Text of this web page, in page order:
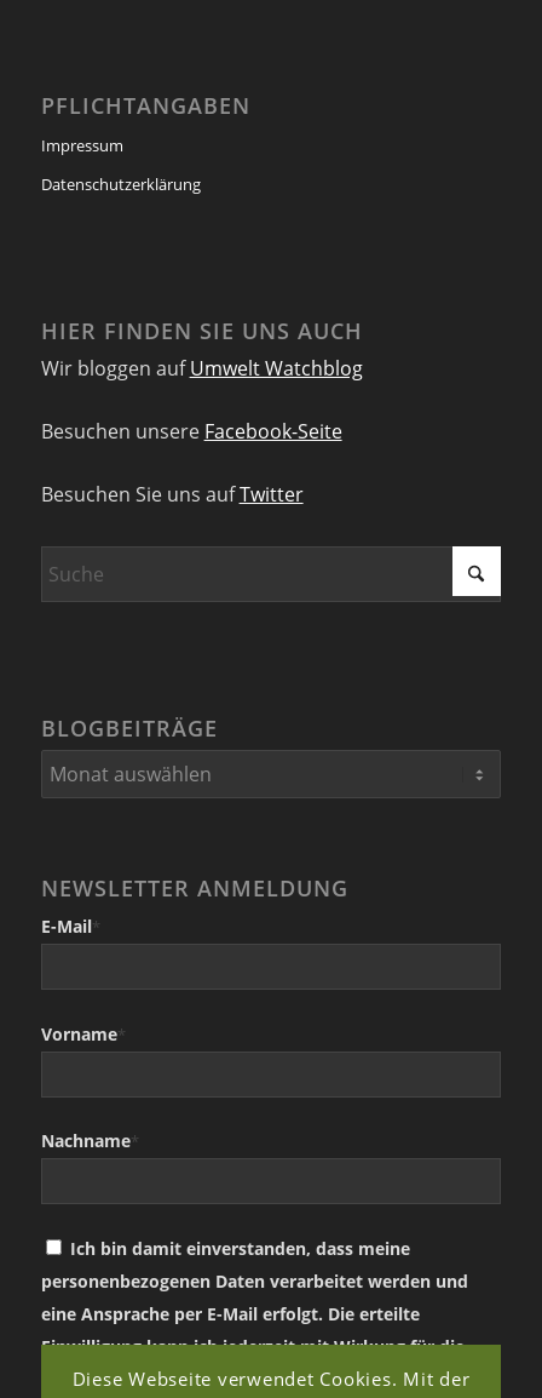
PFLICHTANGABEN
Impressum
Datenschutzerklärung
HIER FINDEN SIE UNS AUCH
Wir bloggen aufUmwelt Watchblog
Besuchen unsere Facebook-Seite
Besuchen Sie uns aufTwitter
BLOGBEITRÄGE
NEWSLETTER ANMELDUNG
E-Mail*
Vorname*
Nachname*
Ich bin damit einverstanden, dass meine
personenbezogenen Daten verarbeitet werden und
eine Ansprache per E-Mail erfolgt. Die erteilte
Einwilligung kann ich jederzeit mit Wirkung für die
Zukunft in jeder angemessenen Form widerrufen.
Diese Webseite verwendet Cookies. Mit der